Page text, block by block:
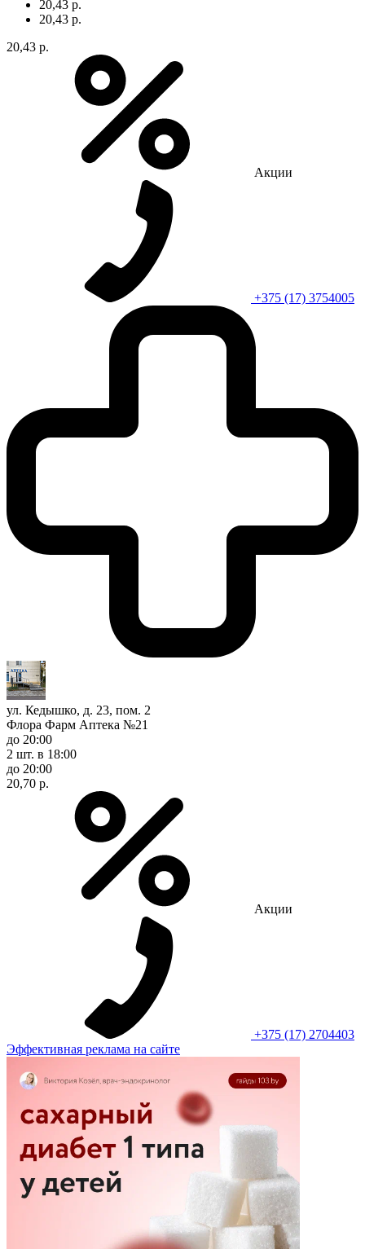
20,43 р.
20,43 р.
20,43 р.
Акции
+375 (17) 3754005
ул. Кедышко, д. 23, пом. 2
Флора Фарм Аптека №21
до 20:00
2 шт. в 18:00
до 20:00
20,70 р.
Акции
+375 (17) 2704403
Эффективная реклама на сайте